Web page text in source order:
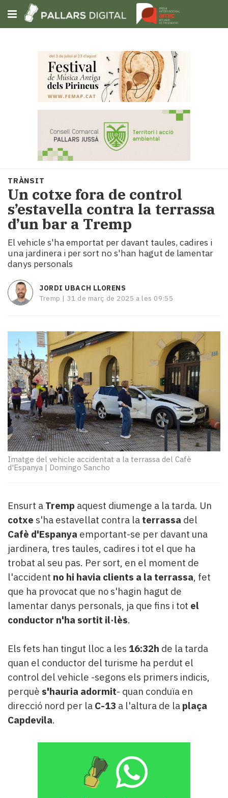
Subscriu-t'hi
Portada
Societat
Política
i
municipis
Economia
turisme
Cultura
Esports
Mai
tant!
TV
mitjans
El
temps
Reportatges
Entrevistes
Enquestes
A
escena!
Dis
la
teva!
Subscriptors
La
Pallars
Contingut
patrocinat
Lo
més
llegit...
Editorial
TRÀNSIT
Un cotxe fora de control
s’estavella contra la terrassa
d’un bar a Tremp
El vehicle s'ha emportat per davant taules, cadires i
una jardinera i per sort no s'han hagut de lamentar
danys personals
JORDI UBACH LLORENS
Tremp | 31 de març de 2025 a les 09:55
Imatge del vehicle accidentat a la terrassa del Cafè
d'Espanya | Domingo Sancho
Ensurt a Tremp aquest diumenge a la tarda. Un
cotxe s'ha estavellat contra la terrassa del
Cafè d'Espanya emportant-se per davant una
jardinera, tres taules, cadires i tot el que ha
trobat al seu pas. Per sort, en el moment de
l'accident no hi havia clients a la terrassa, fet
que ha provocat que no s'hagin hagut de
lamentar danys personals, ja que fins i tot el
conductor n'ha sortit il·lès.
Els fets han tingut lloc a les 16:32h de la tarda
quan el conductor del turisme ha perdut el
control del vehicle -segons els primers indicis,
perquè s'hauria adormit- quan conduïa en
direcció nord per la C-13 a l'altura de la plaça
Capdevila.